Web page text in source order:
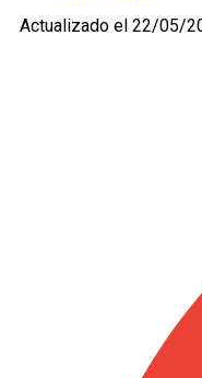
Actualizado el 22/05/